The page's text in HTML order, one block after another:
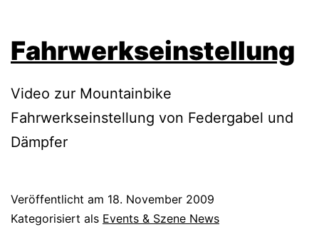
Fahrwerkseinstellung
Video zur Mountainbike
Fahrwerkseinstellung von Federgabel und
Dämpfer
Veröffentlicht am 18. November 2009
Kategorisiert als Events & Szene News